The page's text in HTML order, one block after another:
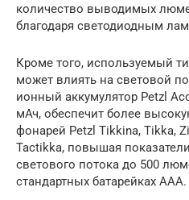
количество выводимых
благодаря светодиодным
Кроме того, используемый
может влиять на световой
ионный аккумулятор Petzl
мАч, обеспечит более
фонарей Petzl Tikkina, Tikka,
Tactikka, повышая
светового потока до 500
стандартных батарейках ААА.